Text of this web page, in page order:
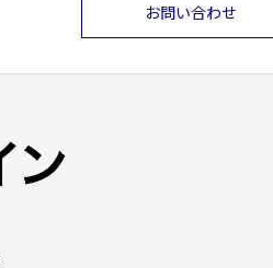
お問い合わせ